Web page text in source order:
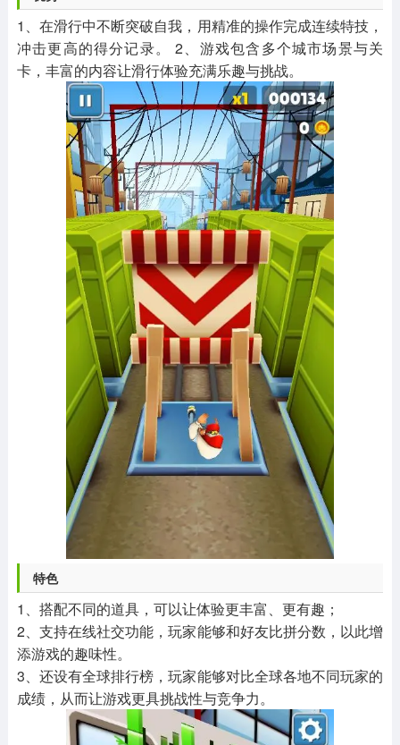
1、在滑行中不断突破自我，用精准的操作完成连续特技，
冲击更高的得分记录。 2、游戏包含多个城市场景与关
卡，丰富的内容让滑行体验充满乐趣与挑战。
特色
1、搭配不同的道具，可以让体验更丰富、更有趣；
2、支持在线社交功能，玩家能够和好友比拼分数，以此增
添游戏的趣味性。
3、还设有全球排行榜，玩家能够对比全球各地不同玩家的
成绩，从而让游戏更具挑战性与竞争力。